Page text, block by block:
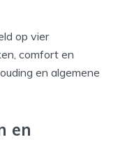
op vier
comfort en
en algemene
en